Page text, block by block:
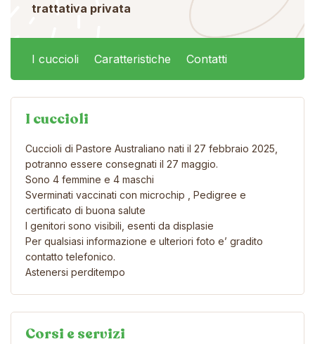
trattativa privata
I cuccioli Caratteristiche Contatti
I cuccioli
Cuccioli di Pastore Australiano nati il 27 febbraio 2025,
potranno essere consegnati il 27 maggio.
Sono 4 femmine e 4 maschi
Sverminati vaccinati con microchip , Pedigree e
certificato di buona salute
I genitori sono visibili, esenti da displasie
Per qualsiasi informazione e ulteriori foto e’ gradito
contatto telefonico.
Astenersi perditempo
Corsi e servizi